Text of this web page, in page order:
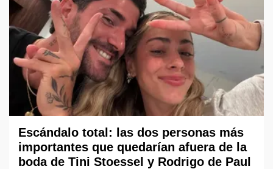
Escándalo total: las dos personas más
importantes que quedarían afuera de la
boda de Tini Stoessel y Rodrigo de Paul